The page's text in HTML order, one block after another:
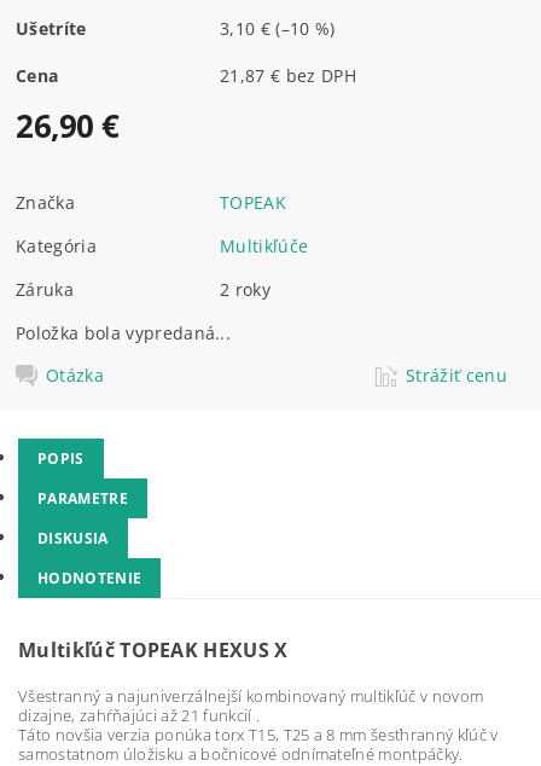
Ušetríte 3,10 €(–10 %)
Cena 21,87 € bez DPH
26,90 €
Značka
TOPEAK
Kategória
Multikľúče
Záruka
2 roky
Položka bola vypredaná...
Otázka
Strážiť cenu
POPIS
PARAMETRE
DISKUSIA
HODNOTENIE
Multikľúč TOPEAK HEXUS X
Všestranný a najuniverzálnejší kombinovaný multikľúč v novom
dizajne, zahŕňajúci až 21 funkcií .
Táto novšia verzia ponúka torx T15, T25 a 8 mm šesťhranný kľúč v
samostatnom úložisku a bočnicové odnímateľné montpáčky.